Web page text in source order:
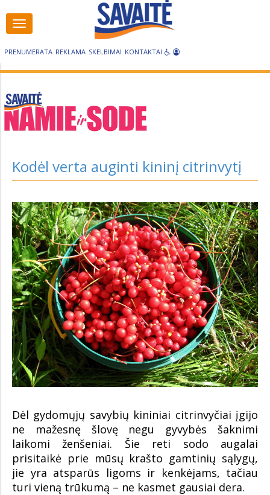
PRENUMERATA REKLAMA SKELBIMAI KONTAKTAI
Visos
kategorijos
Kodėl verta auginti kininį citrinvytį
Dėl gydomųjų savybių kininiai citrinvyčiai įgijo
ne mažesnę šlovę negu gyvybės šaknimi
laikomi ženšeniai. Šie reti sodo augalai
prisitaikė prie mūsų krašto gamtinių sąlygų,
jie yra atsparūs ligoms ir kenkėjams, tačiau
turi vieną trūkumą – ne kasmet gausiai dera.
Visos
kategorijos